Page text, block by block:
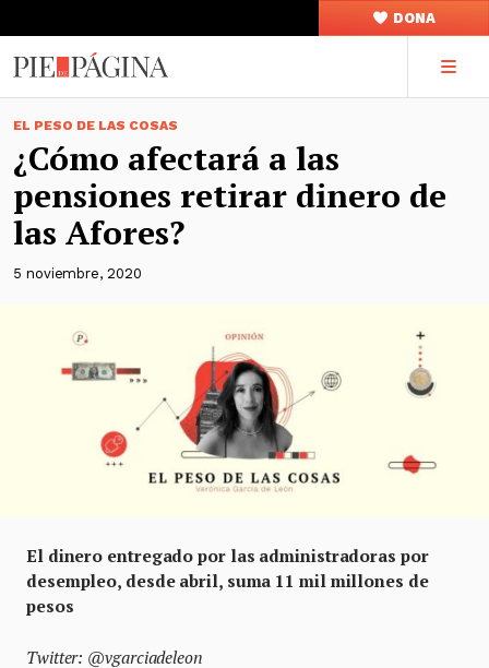
DONA
EL PESO DE LAS COSAS
¿Cómo afectará a las
pensiones retirar dinero de
las Afores?
5 noviembre, 2020
El dinero entregado por las administradoras por
desempleo, desde abril, suma 11 mil millones de
pesos
Twitter: @vgarciadeleon